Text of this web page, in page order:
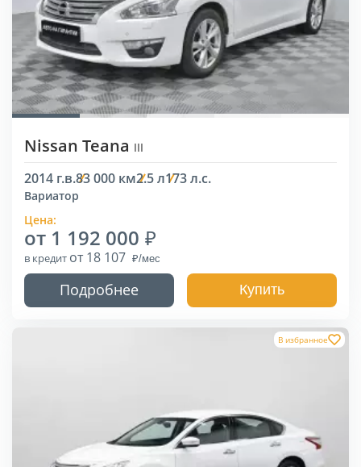
Nissan Teana III
2014 г.в.83 000 км2.5 л173 л.с.
Вариатор
Цена:
от 1 192 000
в кредит от 18 107
Подробнее Купить
В избранное